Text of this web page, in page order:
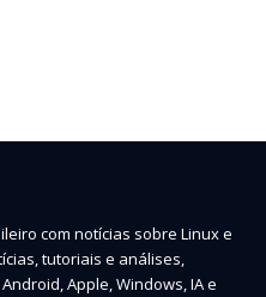
com notícias sobre Linux e
tutoriais e análises,
Apple, Windows, IA e